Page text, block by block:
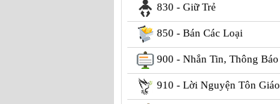
830 - Giữ Trẻ
850 - Bán Các Loại
900 - Nhắn Tin, Thông Báo
910 - Lời Nguyện Tôn Giáo